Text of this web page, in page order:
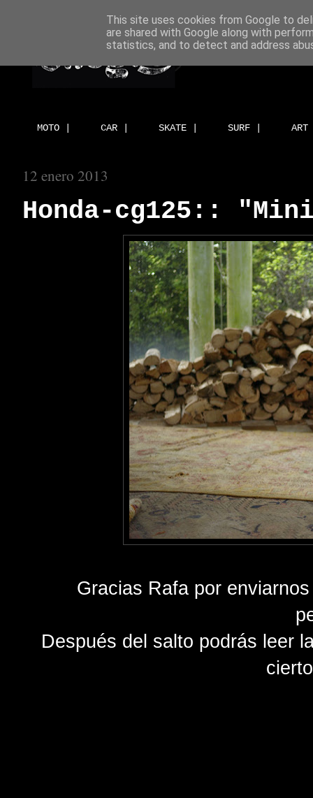
MOTO | CAR | SKATE | SURF |
12 enero 2013
Honda-cg125::
Gracias Rafa por
Después del salto podrás leer
This site uses cookies from Google to
are shared with Google along with
statistics, and to detect and address